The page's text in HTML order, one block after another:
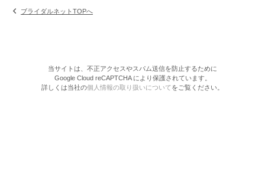
ブライダルネットTOPへ
当サイトは、不正アクセスやスパム送信を防止するために
Google Cloud reCAPTCHA により保護されています。
詳しくは当社の個人情報の取り扱いについてをご覧ください。